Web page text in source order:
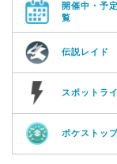
開催中・予
覧
伝説レイド
スポットラ
ポケストッ